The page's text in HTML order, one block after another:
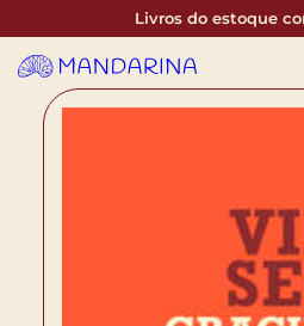
Livros do estoque